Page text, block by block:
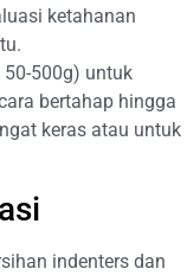
ketahanan
500g) untuk
bertahap hingga
keras atau untuk
indenters dan